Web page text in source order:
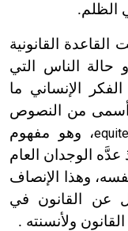
الظلم.
القاعدة القانونية
حالة الناس التي
الإنساني ما
أسمى من النصوص
equite، وهو مفهوم
الوجدان العام
وهذا الإنصاف
عن القانون في
ولأنسنته .